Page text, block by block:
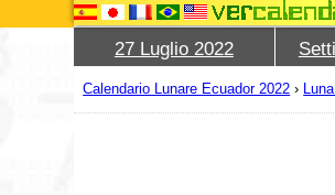
27 Luglio 2022
Calendario Lunare Ecuador 2022 ›